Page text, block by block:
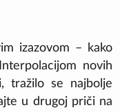
izazovom – kako
novih
tražilo se najbolje
u drugoj priči na